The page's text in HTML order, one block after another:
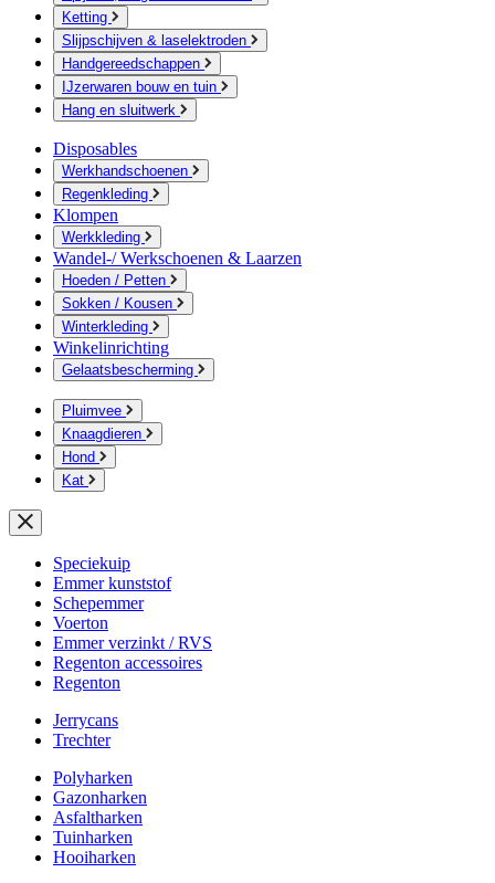
Ketting
Slijpschijven & laselektroden
Handgereedschappen
IJzerwaren bouw en tuin
Hang en sluitwerk
Disposables
Werkhandschoenen
Regenkleding
Klompen
Werkkleding
Wandel-/ Werkschoenen & Laarzen
Hoeden / Petten
Sokken / Kousen
Winterkleding
Winkelinrichting
Gelaatsbescherming
Pluimvee
Knaagdieren
Hond
Kat
Speciekuip
Emmer kunststof
Schepemmer
Voerton
Emmer verzinkt / RVS
Regenton accessoires
Regenton
Jerrycans
Trechter
Polyharken
Gazonharken
Asfaltharken
Tuinharken
Hooiharken